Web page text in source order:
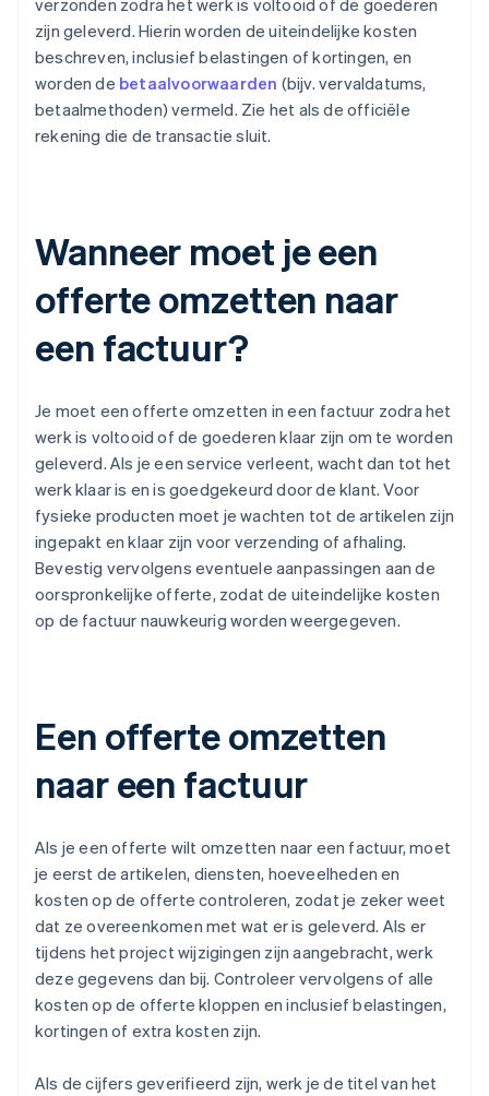
verzonden zodra het werk is voltooid of de goederen
zijn geleverd. Hierin worden de uiteindelijke kosten
beschreven, inclusief belastingen of kortingen, en
worden de betaalvoorwaarden (bijv. vervaldatums,
betaalmethoden) vermeld. Zie het als de officiële
rekening die de transactie sluit.
Wanneer moet je een
offerte omzetten naar
een factuur?
Je moet een offerte omzetten in een factuur zodra het
werk is voltooid of de goederen klaar zijn om te worden
geleverd. Als je een service verleent, wacht dan tot het
werk klaar is en is goedgekeurd door de klant. Voor
fysieke producten moet je wachten tot de artikelen zijn
ingepakt en klaar zijn voor verzending of afhaling.
Bevestig vervolgens eventuele aanpassingen aan de
oorspronkelijke offerte, zodat de uiteindelijke kosten
op de factuur nauwkeurig worden weergegeven.
Een offerte omzetten
naar een factuur
Als je een offerte wilt omzetten naar een factuur, moet
je eerst de artikelen, diensten, hoeveelheden en
kosten op de offerte controleren, zodat je zeker weet
dat ze overeenkomen met wat er is geleverd. Als er
tijdens het project wijzigingen zijn aangebracht, werk
deze gegevens dan bij. Controleer vervolgens of alle
kosten op de offerte kloppen en inclusief belastingen,
kortingen of extra kosten zijn.
Als de cijfers geverifieerd zijn, werk je de titel van het